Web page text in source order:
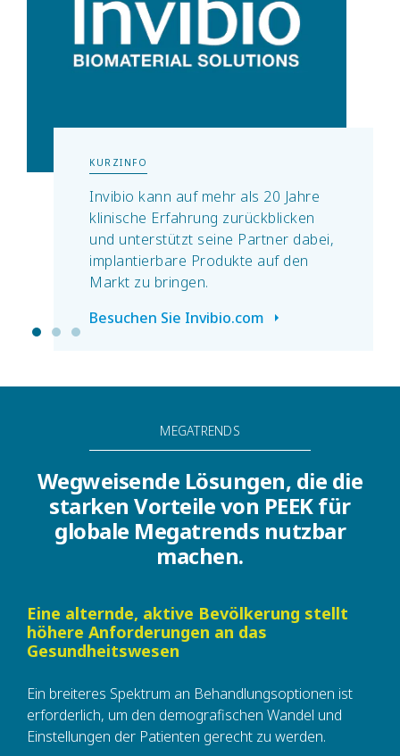
KURZINFO
Invibio kann auf mehr als 20 Jahre
klinische Erfahrung zurückblicken
und unterstützt seine Partner dabei,
implantierbare Produkte auf den
Markt zu bringen.
Besuchen Sie Invibio.com
MEGATRENDS
Wegweisende Lösungen, die die
starken Vorteile von PEEK für
globale Megatrends nutzbar
machen.
Eine alternde, aktive Bevölkerung stellt
höhere Anforderungen an das
Gesundheitswesen
Ein breiteres Spektrum an Behandlungsoptionen ist
erforderlich, um den demografischen Wandel und
Einstellungen der Patienten gerecht zu werden.